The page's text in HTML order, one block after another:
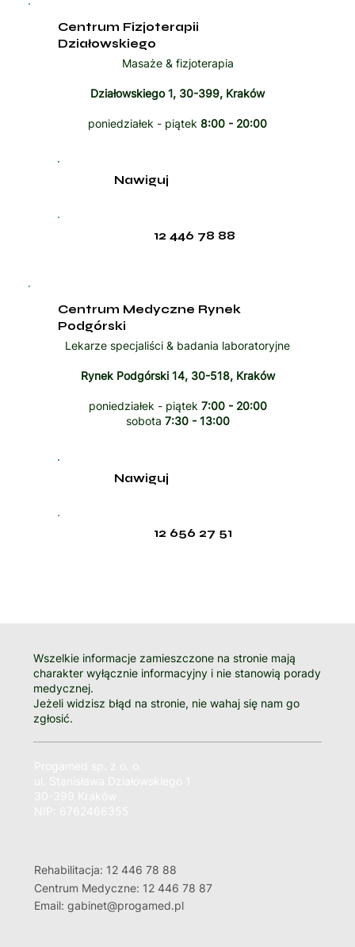
Centrum Fizjoterapii
Działowskiego
Masaże & fizjoterapia
Działowskiego 1, 30-399, Kraków
poniedziałek - piątek 8:00 - 20:00
12 446 78 88
Nawiguj
Centrum Medyczne Rynek
Podgórski
Lekarze specjaliści & badania laboratoryjne
Rynek Podgórski 14, 30-518, Kraków
poniedziałek - piątek 7:00 - 20:00
sobota 7:30 - 13:00
12 656 27 51
Nawiguj
Wszelkie informacje zamieszczone na stronie mają
charakter wyłącznie informacyjny i nie stanowią porady
medycznej.
Jeżeli widzisz błąd na stronie, nie wahaj się nam go
zgłosić.
Rehabilitacja: 12 446 78 88
Centrum Medyczne: 12 446 78 87
Email: gabinet@progamed.pl